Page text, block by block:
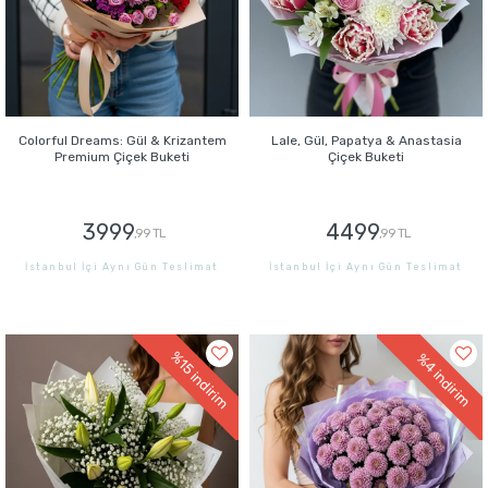
Colorful Dreams: Gül & Krizantem
Premium Çiçek Buketi
3999,99 TL
İstanbul İçi Aynı Gün Teslimat
Lale, Gül, Papatya & Anastasia
Çiçek Buketi
4499,99 TL
İstanbul İçi Aynı Gün Teslimat
%15
indirim
%4
indirim